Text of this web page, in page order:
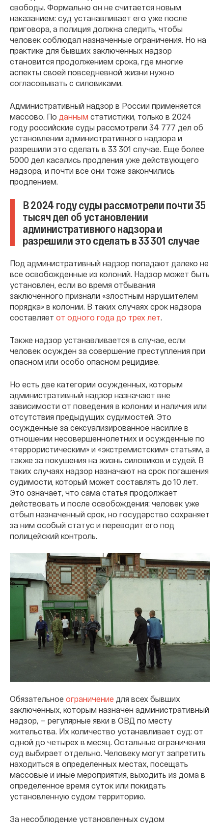
свободы. Формально он не считается новым
наказанием: суд устанавливает его уже после
приговора, а полиция должна следить, чтобы
человек соблюдал назначенные ограничения. Но на
практике для бывших заключенных надзор
становится продолжением срока, где многие
аспекты своей повседневной жизни нужно
согласовывать с силовиками.
Административный надзор в России применяется
массово. По данным статистики, только в 2024
году российские суды рассмотрели 34 777 дел об
установлении административного надзора и
разрешили это сделать в 33 301 случае. Еще более
5000 дел касались продления уже действующего
надзора, и почти все они тоже закончились
продлением.
В 2024 году суды рассмотрели почти 35
тысяч дел об установлении
административного надзора и
разрешили это сделать в 33 301 случае
Под административный надзор попадают далеко не
все освобожденные из колоний. Надзор может быть
установлен, если во время отбывания
заключенного признали «злостным нарушителем
порядка» в колонии. В таких случаях срок надзора
составляет от одного года до трех лет.
Также надзор устанавливается в случае, если
человек осужден за совершение преступления при
опасном или особо опасном рецидиве.
Но есть две категории осужденных, которым
административный надзор назначают вне
зависимости от поведения в колонии и наличия или
отсутствия предыдущих судимостей. Это
осужденные за сексуализированное насилие в
отношении несовершеннолетних и осужденные по
«террористическим» и «экстремистским» статьям, а
также за покушения на жизнь силовиков и судей. В
таких случаях надзор назначают на срок погашения
судимости, который может составлять до 10 лет.
Это означает, что сама статья продолжает
действовать и после освобождения: человек уже
отбыл назначенный срок, но государство сохраняет
за ним особый статус и переводит его под
полицейский контроль.
Обязательное ограничение для всех бывших
заключенных, которым назначен административный
надзор, — регулярные явки в ОВД по месту
жительства. Их количество устанавливает суд: от
одной до четырех в месяц. Остальные ограничения
суд выбирает отдельно. Человеку могут запретить
находиться в определенных местах, посещать
массовые и иные мероприятия, выходить из дома в
определенное время суток или покидать
установленную судом территорию.
За несоблюдение установленных судом